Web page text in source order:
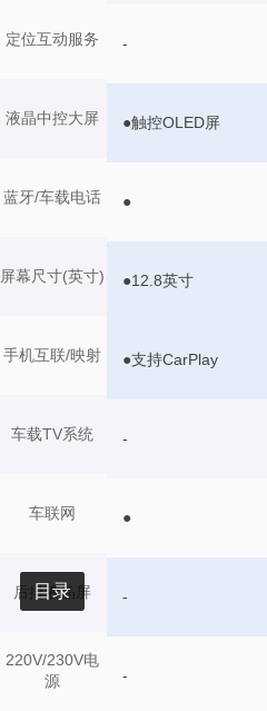
定位互动服务
液晶中控大屏
蓝牙/车载电话
屏幕尺寸(英寸)
手机互联/映射
车载TV系统
车联网
后排液晶屏
220V/230V电
源
-
●触控OLED屏
●
●12.8英寸
●支持CarPlay
-
●
-
-
目录